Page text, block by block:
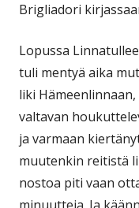
Brigliadori
Lopussa
tuli mentyä aika
liki
valtavan
ja varmaan
muutenkin reitistä
nostoa piti vaan